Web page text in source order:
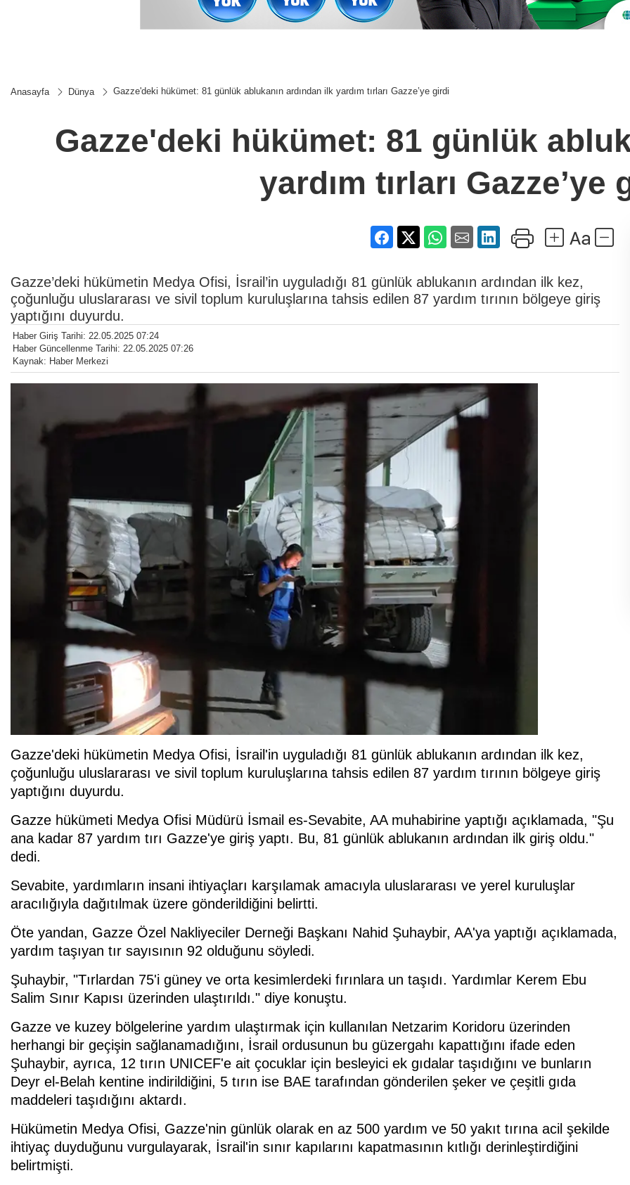
Anasayfa Dünya Gazze'deki hükümet: 81 günlük ablukanın ardından ilk yardım tırları Gazze’ye girdi
Gazze'deki hükümet: 81 günlük
yardım tırları Gazze’ye
Gazze’deki hükümetin Medya Ofisi, İsrail’in uyguladığı 81 günlük ablukanın ardından ilk kez,
çoğunluğu uluslararası ve sivil toplum kuruluşlarına tahsis edilen 87 yardım tırının bölgeye giriş
yaptığını duyurdu.
Haber Giriş Tarihi: 22.05.2025 07:24
Haber Güncellenme Tarihi: 22.05.2025 07:26
Kaynak: Haber Merkezi
Gazze'deki hükümetin Medya Ofisi, İsrail'in uyguladığı 81 günlük ablukanın ardından ilk kez,
çoğunluğu uluslararası ve sivil toplum kuruluşlarına tahsis edilen 87 yardım tırının bölgeye giriş
yaptığını duyurdu.
Gazze hükümeti Medya Ofisi Müdürü İsmail es-Sevabite, AA muhabirine yaptığı açıklamada, "Şu
ana kadar 87 yardım tırı Gazze'ye giriş yaptı. Bu, 81 günlük ablukanın ardından ilk giriş oldu."
dedi.
Sevabite, yardımların insani ihtiyaçları karşılamak amacıyla uluslararası ve yerel kuruluşlar
aracılığıyla dağıtılmak üzere gönderildiğini belirtti.
Öte yandan, Gazze Özel Nakliyeciler Derneği Başkanı Nahid Şuhaybir, AA'ya yaptığı açıklamada,
yardım taşıyan tır sayısının 92 olduğunu söyledi.
Şuhaybir, "Tırlardan 75'i güney ve orta kesimlerdeki fırınlara un taşıdı. Yardımlar Kerem Ebu
Salim Sınır Kapısı üzerinden ulaştırıldı." diye konuştu.
Gazze ve kuzey bölgelerine yardım ulaştırmak için kullanılan Netzarim Koridoru üzerinden
herhangi bir geçişin sağlanamadığını, İsrail ordusunun bu güzergahı kapattığını ifade eden
Şuhaybir, ayrıca, 12 tırın UNICEF'e ait çocuklar için besleyici ek gıdalar taşıdığını ve bunların
Deyr el-Belah kentine indirildiğini, 5 tırın ise BAE tarafından gönderilen şeker ve çeşitli gıda
maddeleri taşıdığını aktardı.
Hükümetin Medya Ofisi, Gazze'nin günlük olarak en az 500 yardım ve 50 yakıt tırına acil şekilde
ihtiyaç duyduğunu vurgulayarak, İsrail'in sınır kapılarını kapatmasının kıtlığı derinleştirdiğini
belirtmişti.